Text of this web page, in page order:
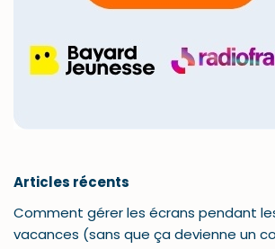
Articles récents
Comment gérer les écrans pendant
vacances (sans que ça devienne un